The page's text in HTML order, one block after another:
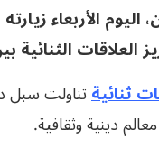
الأربعاء زيارته
الثنائية
ثنائيةتناولت سبل
دينية وثقافية.